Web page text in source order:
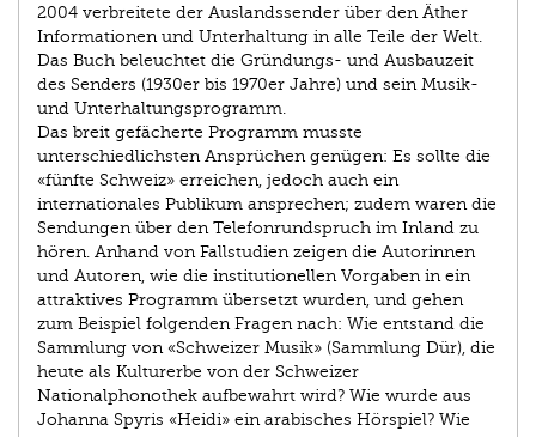
2004 verbreitete der Auslandssender über den Äther
Informationen und Unterhaltung in alle Teile der Welt.
Das Buch beleuchtet die Gründungs- und Ausbauzeit
des Senders (1930er bis 1970er Jahre) und sein Musik-
und Unterhaltungsprogramm.
Das breit gefächerte Programm musste
unterschiedlichsten Ansprüchen genügen: Es sollte die
«fünfte Schweiz» erreichen, jedoch auch ein
internationales Publikum ansprechen; zudem waren die
Sendungen über den Telefonrundspruch im Inland zu
hören. Anhand von Fallstudien zeigen die Autorinnen
und Autoren, wie die institutionellen Vorgaben in ein
attraktives Programm übersetzt wurden, und gehen
zum Beispiel folgenden Fragen nach: Wie entstand die
Sammlung von «Schweizer Musik» (Sammlung Dür), die
heute als Kulturerbe von der Schweizer
Nationalphonothek aufbewahrt wird? Wie wurde aus
Johanna Spyris «Heidi» ein arabisches Hörspiel? Wie